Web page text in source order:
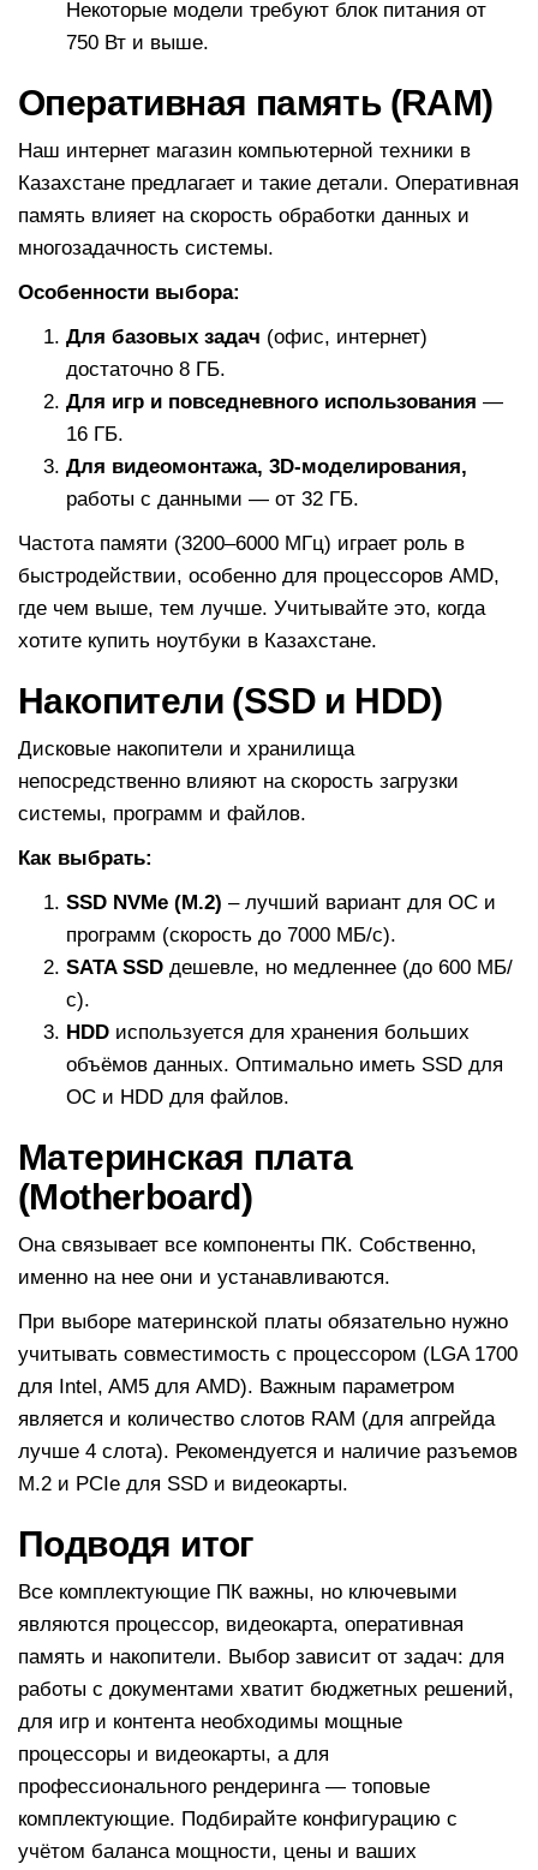
Некоторые модели требуют блок питания от
750 Вт и выше.
Оперативная память (RAM)
Наш интернет магазин компьютерной техники в
Казахстане предлагает и такие детали. Оперативная
память влияет на скорость обработки данных и
многозадачность системы.
Особенности выбора:
Для базовых задач (офис, интернет)
достаточно 8 ГБ.
Для игр и повседневного использования —
16 ГБ.
Для видеомонтажа, 3D-моделирования,
работы с данными — от 32 ГБ.
Частота памяти (3200–6000 МГц) играет роль в
быстродействии, особенно для процессоров AMD,
где чем выше, тем лучше. Учитывайте это, когда
хотите купить ноутбуки в Казахстане.
Накопители (SSD и HDD)
Дисковые накопители и хранилища
непосредственно влияют на скорость загрузки
системы, программ и файлов.
Как выбрать:
SSD NVMe (M.2) – лучший вариант для ОС и
программ (скорость до 7000 МБ/с).
SATA SSD дешевле, но медленнее (до 600 МБ/
с).
HDD используется для хранения больших
объёмов данных. Оптимально иметь SSD для
ОС и HDD для файлов.
Материнская плата
(Motherboard)
Она связывает все компоненты ПК. Собственно,
именно на нее они и устанавливаются.
При выборе материнской платы обязательно нужно
учитывать совместимость с процессором (LGA 1700
для Intel, AM5 для AMD). Важным параметром
является и количество слотов RAM (для апгрейда
лучше 4 слота). Рекомендуется и наличие разъемов
M.2 и PCIe для SSD и видеокарты.
Подводя итог
Все комплектующие ПК важны, но ключевыми
являются процессор, видеокарта, оперативная
память и накопители. Выбор зависит от задач: для
работы с документами хватит бюджетных решений,
для игр и контента необходимы мощные
процессоры и видеокарты, а для
профессионального рендеринга — топовые
комплектующие. Подбирайте конфигурацию с
учётом баланса мощности, цены и ваших